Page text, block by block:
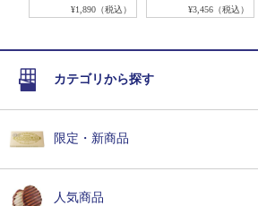
¥1,890（税込） ¥3,456（税込）
カテゴリから探す
限定・新商品
人気商品